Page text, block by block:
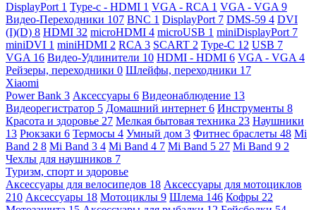
DisplayPort 1 Type-c - HDMI 1 VGA - RCA 1 VGA - VGA 9
Видео-Переходники 107 BNC 1 DisplayPort 7 DMS-59 4 DVI
(I)(D) 8 HDMI 32 microHDMI 4 microUSB 1 miniDisplayPort 7
miniDVI 1 miniHDMI 2 RCA 3 SCART 2 Type-C 12 USB 7
VGA 16 Видео-Удлинители 10 HDMI - HDMI 6 VGA - VGA 4
Рейзеры, переходники 0 Шлейфы, переходники 17
Xiaomi
Power Bank 3 Аксессуары 6 Видеонаблюдение 13
Видеорегистратор 5 Домашний интернет 6 Инструменты 8
Красота и здоровье 27 Мелкая бытовая техника 23 Наушники
13 Рюкзаки 6 Термосы 4 Умный дом 3 Фитнес браслеты 48 Mi
Band 2 8 Mi Band 3 4 Mi Band 4 7 Mi Band 5 27 Mi Band 9 2
Чехлы для наушников 7
Туризм, спорт и здоровье
Аксессуары для велосипедов 18 Аксессуары для мотоциклов
210 Аксессуары 18 Мотоциклы 9 Шлема 146 Кофры 22